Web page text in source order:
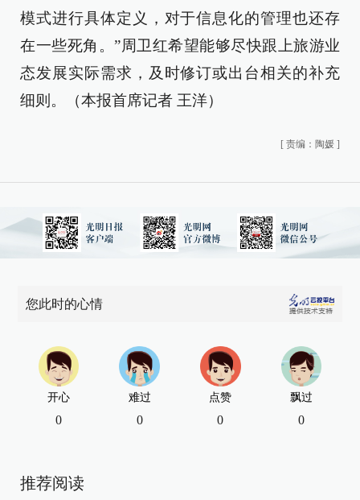
模式进行具体定义，对于信息化的管理也还存
在一些死角。”周卫红希望能够尽快跟上旅游业
态发展实际需求，及时修订或出台相关的补充
细则。（本报首席记者 王洋）
[ 责编：陶媛 ]
您此时的心情
开心
0
难过
0
点赞
0
飘过
0
推荐阅读